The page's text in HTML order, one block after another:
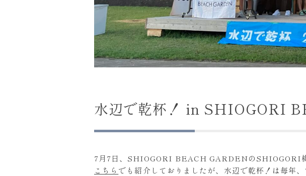
水辺で乾杯！ in SHIOGORI
7月7日、SHIOGORI BEACH GARDENのSHIOGORI梅
こちら でも紹介しておりましたが、水辺で乾杯！は毎年